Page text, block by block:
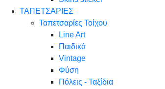
ΤΑΠΕΤΣΑΡΙΕΣ
Ταπετσαρίες Τοίχου
Line Art
Παιδικά
Vintage
Φύση
Πόλεις - Ταξίδια